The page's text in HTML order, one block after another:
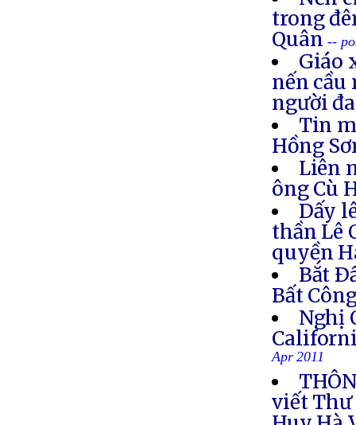
trong
Quân--
Giáo
nến cầu
người
Tin
Hồng
Liên
ông Cù
Dấy
thần Lê
quyền
Bắt
Bất
Nghị
Apr 2011
viết Thư